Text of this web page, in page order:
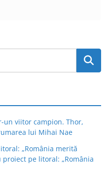
un viitor campion. Thor,
lui Mihai Nae
„România merită
proiect pe litoral: „România